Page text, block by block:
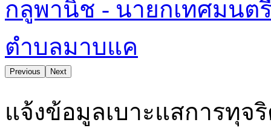
Previous Next
แจ้งข้อมูลเบาะแสการทุจ